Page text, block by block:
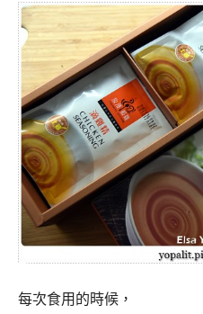
每次食用的時候，